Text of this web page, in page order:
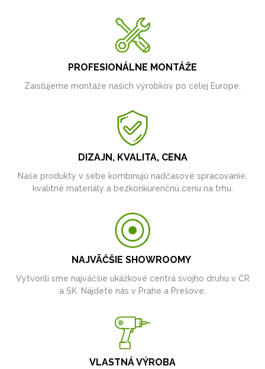
PROFESIONÁLNE MONTÁŽE
Zaisťujeme montáže našich výrobkov po celej Európe.
DIZAJN, KVALITA, CENA
Naše produkty v sebe kombinujú nadčasové spracovanie,
kvalitné materiály a bezkonkurenčnú cenu na trhu.
NAJVÄČŠIE SHOWROOMY
Vytvorili sme najväčšie ukážkové centrá svojho druhu v ČR
a SK. Nájdete nás v Prahe a Prešove.
VLASTNÁ VÝROBA